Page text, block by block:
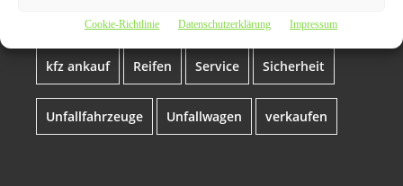
Cookie-Richtlinie Datenschutzerklärung Impressum
Fahrzeug Gebrauchtwagen
kfz ankauf Reifen Service Sicherheit
Unfallfahrzeuge Unfallwagen verkaufen